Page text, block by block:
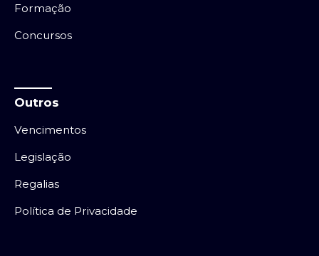
Formação
Concursos
Outros
Vencimentos
Legislação
Regalias
Política de Privacidade